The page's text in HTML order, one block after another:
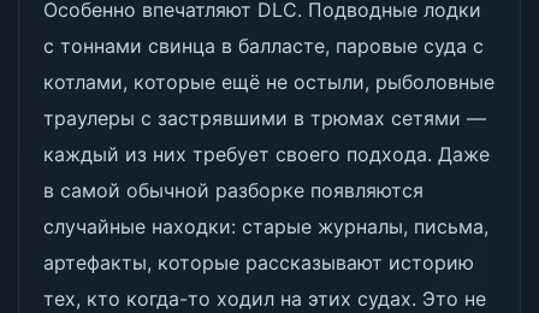
Особенно впечатляют DLC. Подводные лодки
с тоннами свинца в балласте, паровые суда с
котлами, которые ещё не остыли, рыболовные
траулеры с застрявшими в трюмах сетями —
каждый из них требует своего подхода. Даже
в самой обычной разборке появляются
случайные находки: старые журналы, письма,
артефакты, которые рассказывают историю
тех, кто когда-то ходил на этих судах. Это не